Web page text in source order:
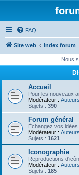
FAQ
Site web Index forum
Nous
Accueil
Pour les nouveaux
Modérateur : Auteurs
Sujets : 390
Forum général
Échangez vos idées
Modérateur : Auteurs
Sujets : 1621
Iconographie
Reproductions
Modérateur : Auteurs
Sujets : 185